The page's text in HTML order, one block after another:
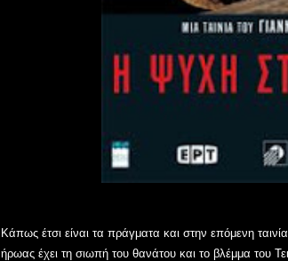
Κάπως έτσι είναι τα πράγματα και στην επόμενη
ήρωας έχει τη σιωπή του θανάτου και το βλέμμα του